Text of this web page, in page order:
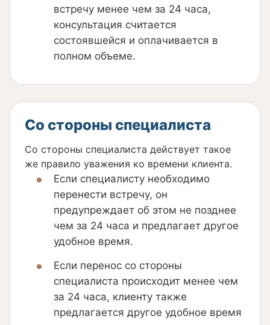
встречу менее чем за 24 часа,
консультация считается
состоявшейся и оплачивается в
полном объеме.
Со стороны специалиста
Со стороны специалиста действует такое
же правило уважения ко времени клиента.
Если специалисту необходимо
перенести встречу, он
предупреждает об этом не позднее
чем за 24 часа и предлагает другое
удобное время.
Если перенос со стороны
специалиста происходит менее чем
за 24 часа, клиенту также
предлагается другое удобное время